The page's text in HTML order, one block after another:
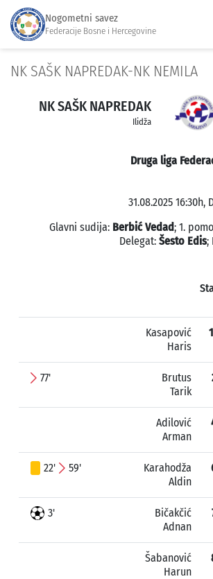
Nogometni savez
Federacije Bosne i Hercegovine
NK SAŠK NAPREDAK-NK NEMILA
NK SAŠK NAPREDAK
Ilidža
Druga liga
31.08.2025
Glavni sudija: Berbić Vedad; 1.
Delegat: Šesto Edis;
Kasapović
Haris
77'
Brutus
Tarik
Adilović
Arman
22' 59'
Karahodža
Aldin
3'
Bičakčić
Adnan
Šabanović
Harun